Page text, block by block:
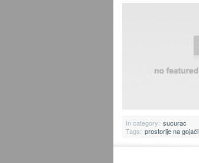
In category: sucurac
Tags: prostorije na gojaći